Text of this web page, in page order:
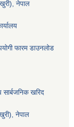
नेपाल
फारम डाउनलोड
सार्बजनिक खरिद
नेपाल